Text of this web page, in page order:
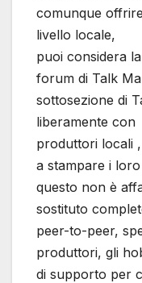
comunque
livello locale,
puoi considera
forum di Talk
sottosezione di
liberamente con
produttori locali
a stampare i
questo non è
sostituto
peer-to-peer,
produttori, gli
di supporto per